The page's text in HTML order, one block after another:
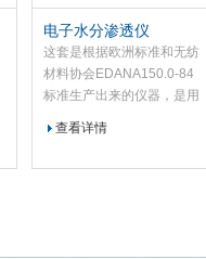
电子水分渗透仪
这套是根据欧洲标准和无纺
材料协会EDANA150.0-84
标准生产出来的仪器，是用
的渗透性能。
查看详情